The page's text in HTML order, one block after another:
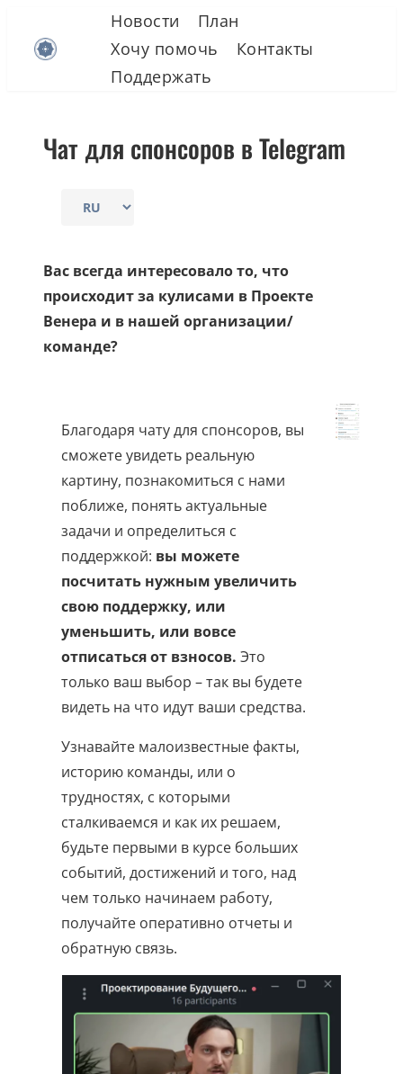
Новости
План
Хочу помочь
Контакты
Поддержать
Чат для спонсоров в Telegram
Выбрать
Вас всегда интересовало то, что
происходит за кулисами в Проекте
Венера и в нашей организации/
команде?
Благодаря чату для спонсоров, вы
сможете увидеть реальную
картину, познакомиться с нами
поближе, понять актуальные
задачи и определиться с
поддержкой: вы можете
посчитать нужным увеличить
свою поддержку, или
уменьшить, или вовсе
отписаться от взносов. Это
только ваш выбор – так вы будете
видеть на что идут ваши средства.
Узнавайте малоизвестные факты,
историю команды, или о
трудностях, с которыми
сталкиваемся и как их решаем,
будьте первыми в курсе больших
событий, достижений и того, над
чем только начинаем работу,
получайте оперативно отчеты и
обратную связь.